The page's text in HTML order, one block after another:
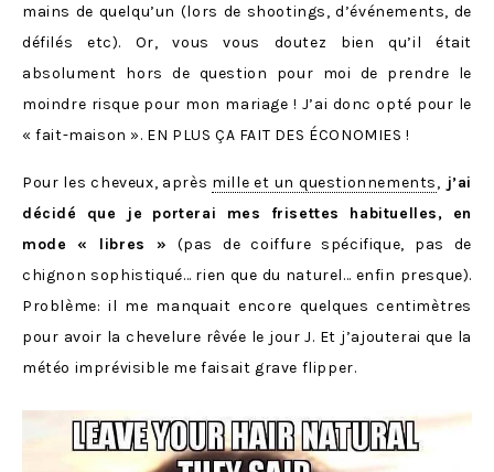
mains de quelqu’un (lors de shootings, d’événements, de
défilés etc). Or, vous vous doutez bien qu’il était
absolument hors de question pour moi de prendre le
moindre risque pour mon mariage ! J’ai donc opté pour le
« fait-maison ». EN PLUS ÇA FAIT DES ÉCONOMIES !
Pour les cheveux, après mille et un questionnements, j’ai
décidé que je porterai mes frisettes habituelles, en
mode « libres » (pas de coiffure spécifique, pas de
chignon sophistiqué… rien que du naturel… enfin presque).
Problème: il me manquait encore quelques centimètres
pour avoir la chevelure rêvée le jour J. Et j’ajouterai que la
météo imprévisible me faisait grave flipper.